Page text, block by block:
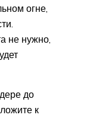
огне,
не нужно,
до
к